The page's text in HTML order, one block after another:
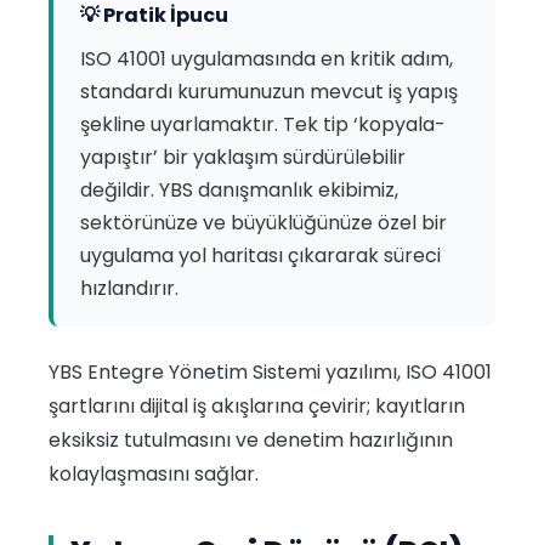
💡 Pratik İpucu
ISO 41001 uygulamasında en kritik adım,
standardı kurumunuzun mevcut iş yapış
şekline uyarlamaktır. Tek tip ‘kopyala-
yapıştır’ bir yaklaşım sürdürülebilir
değildir. YBS danışmanlık ekibimiz,
sektörünüze ve büyüklüğünüze özel bir
uygulama yol haritası çıkararak süreci
hızlandırır.
YBS Entegre Yönetim Sistemi yazılımı, ISO 41001
şartlarını dijital iş akışlarına çevirir; kayıtların
eksiksiz tutulmasını ve denetim hazırlığının
kolaylaşmasını sağlar.